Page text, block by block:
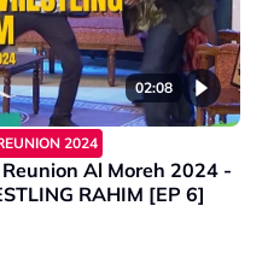
02:08
2024
Al Moreh 2024 -
RAHIM [EP 6]